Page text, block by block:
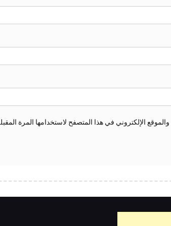
الإلكتروني في هذا المتصفح لاستخدامها المرة